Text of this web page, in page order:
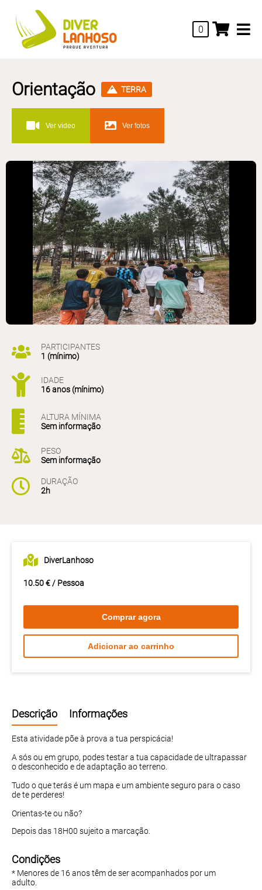
0
Orientação TERRA
Ver video Ver fotos
PARTICIPANTES
1 (mínimo)
IDADE
16 anos (mínimo)
ALTURA MÍNIMA
Sem informação
PESO
Sem informação
DURAÇÃO
2h
Descrição Informações
Esta atividade põe à prova a tua perspicácia!
A sós ou em grupo, podes testar a tua capacidade de ultrapassar
o desconhecido e de adaptação ao terreno.
Tudo o que terás é um mapa e um ambiente seguro para o caso
de te perderes!
Orientas-te ou não?
Depois das 18H00 sujeito a marcação.
Condições
* Menores de 16 anos têm de ser acompanhados por um
adulto.
DiverLanhoso
10.50 € / Pessoa
Comprar agora
Adicionar ao carrinho